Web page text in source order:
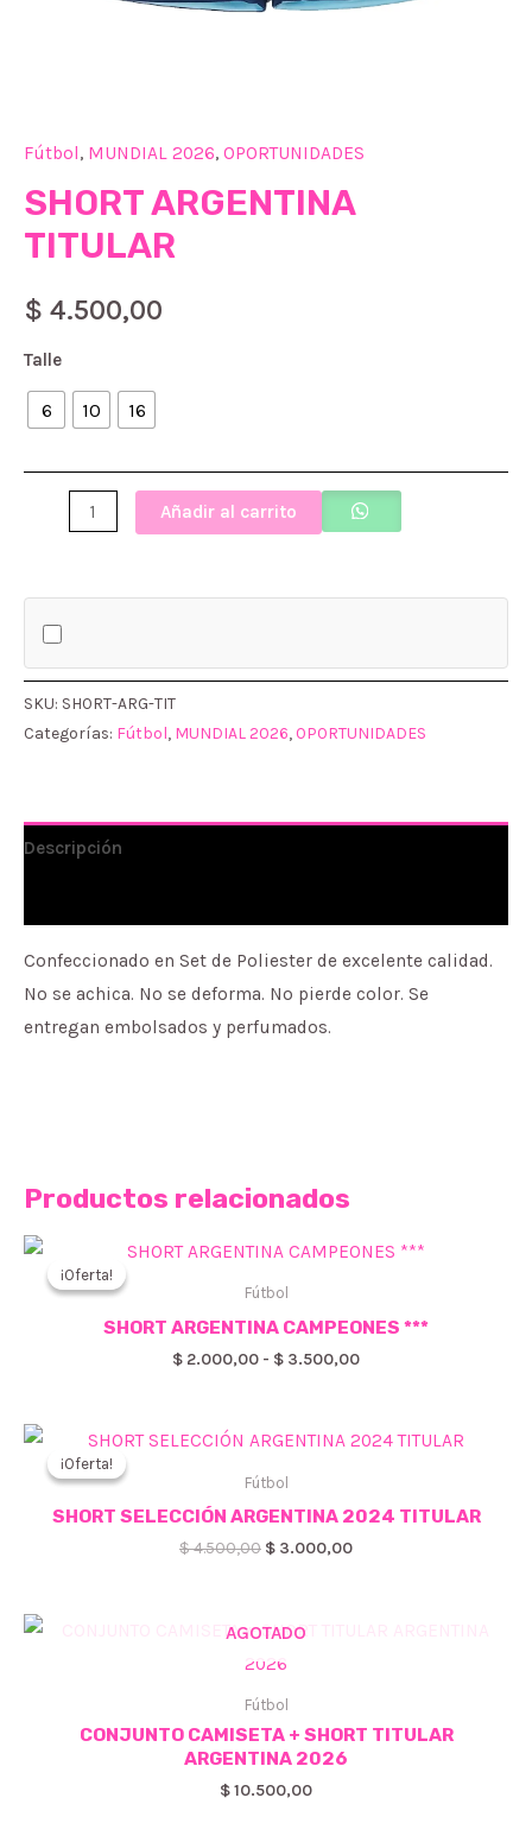
Fútbol , MUNDIAL 2026, OPORTUNIDADES
SHORT ARGENTINA
TITULAR
$ 4.500,00
Talle
6 10 16
ARGENTINA
cantidad
Añadir al carrito
SKU: SHORT-ARG-TIT
Categorías: Fútbol, MUNDIAL 2026, OPORTUNIDADES
Descripción
Confeccionado en Set de Poliester de excelente calidad.
No se achica. No se deforma. No pierde color. Se
entregan embolsados y perfumados.
Productos relacionados
¡Oferta!
¡Oferta!
Fútbol
SHORT ARGENTINA CAMPEONES ***
$ 2.000,00 - $ 3.500,00Rango
$ 2.000,00
¡Oferta!
¡Oferta!
Fútbol
SHORT SELECCIÓN ARGENTINA 2024 TITULAR
$4.500,00 El
$ 4.500,00.
$ 3.000,00El
AGOTADO
Fútbol
CONJUNTO CAMISETA + SHORT TITULAR
ARGENTINA 2026
$10.500,00